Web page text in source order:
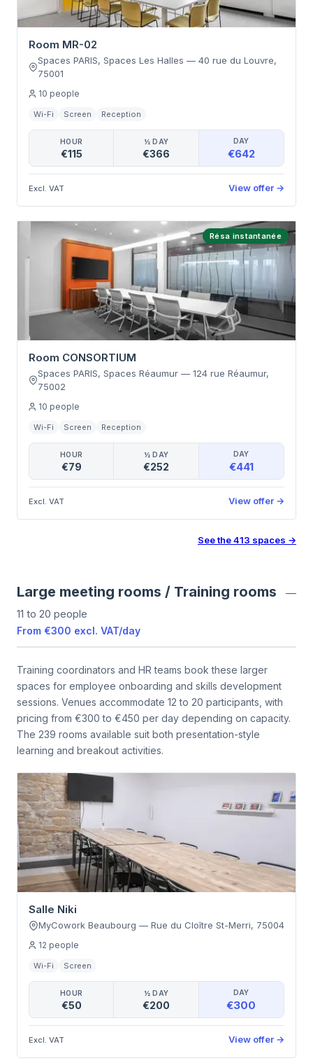
Room MR-02
Spaces PARIS, Spaces Les Halles — 40 rue du Louvre,
75001
10 people
Wi-Fi Screen Reception
HOUR
€115
½ DAY
€366
DAY
€642
Excl. VAT View offer →
Résa instantanée
Room CONSORTIUM
Spaces PARIS, Spaces Réaumur — 124 rue Réaumur,
75002
10 people
Wi-Fi Screen Reception
HOUR
€79
½ DAY
€252
DAY
€441
Excl. VAT View offer →
See the413 spaces →
Large meeting rooms / Training rooms
—
11 to 20 people
From €300 excl. VAT/day
Training coordinators and HR teams book these larger
spaces for employee onboarding and skills development
sessions. Venues accommodate 12 to 20 participants, with
pricing from €300 to €450 per day depending on capacity.
The 239 rooms available suit both presentation-style
learning and breakout activities.
Salle Niki
MyCowork Beaubourg — Rue du Cloître St-Merri, 75004
12 people
Wi-Fi Screen
HOUR
€50
½ DAY
€200
DAY
€300
Excl. VAT View offer →